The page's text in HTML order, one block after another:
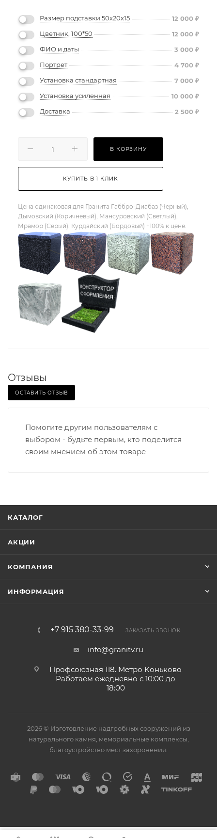
Размер подставки 50х20х15 12 000 ₽
Цветник, 100*50
12 000 ₽
ФИО и даты
3 000 ₽
Портрет
4 700 ₽
Установка стандартная
7 000 ₽
Установка усиленная
10 000 ₽
Доставка
2 500 ₽
В КОРЗИНУ
КУПИТЬ В 1 КЛИК
Цена одинаковая для Гранита Габбро-Диабаз (Черный),
Дымовский (Коричневый), Мансуровский (Светлый),
Мрамор (Серый). Курдайский (Бордовый) +100% к цене.
Отзывы
ОСТАВИТЬ ОТЗЫВ
Помогите другим пользователям с
выбором - будьте первым, кто поделится
своим мнением об этом товаре
КАТАЛОГ
АКЦИИ
КОМПАНИЯ
ИНФОРМАЦИЯ
+7 915 380-33-99 ЗАКАЗАТЬ ЗВОНОК
info@granitv.ru
Профсоюзная 118. Метро Коньково
Работаем ежедневно с 10:00 до
18:00
2026 © Изготовление надгробных сооружений из
натурального камня, мемориальные комплексы,
благоустройство мест захоронения.